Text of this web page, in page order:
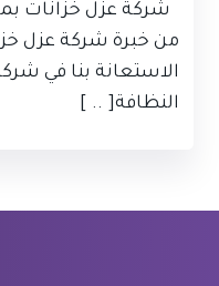
شركة عزل خزانات
من خبرة شركة عزل
الاستعانة بنا في
النظافة[ .. ]